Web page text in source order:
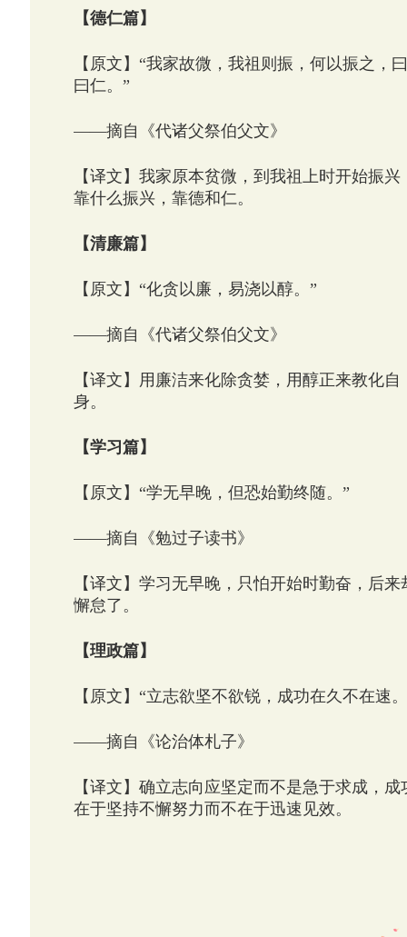
【德仁篇】
【原文】“我家故微，我祖则振，何以振之，
曰仁。”
——摘自《代诸父祭伯父文》
【译文】我家原本贫微，到我祖上时开始振兴
靠什么振兴，靠德和仁。
【清廉篇】
【原文】“化贪以廉，易浇以醇。”
——摘自《代诸父祭伯父文》
【译文】用廉洁来化除贪婪，用醇正来教化自
身。
【学习篇】
【原文】“学无早晚，但恐始勤终随。”
——摘自《勉过子读书》
【译文】学习无早晚，只怕开始时勤奋，后来
懈怠了。
【理政篇】
【原文】“立志欲坚不欲锐，成功在久不在速
——摘自《论治体札子》
【译文】确立志向应坚定而不是急于求成，成
在于坚持不懈努力而不在于迅速见效。